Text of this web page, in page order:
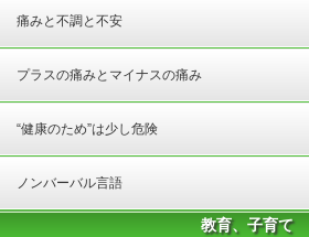
痛みと不調と不安
プラスの痛みとマイナスの痛み
“健康のため”は少し危険
ノンバーバル言語
教育、子育て